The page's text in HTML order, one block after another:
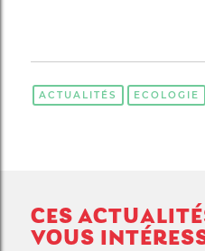
ACTUALITÉS ECOLOGIE
CES
VOUS